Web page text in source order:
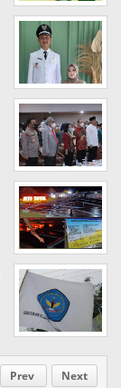
Prev Next